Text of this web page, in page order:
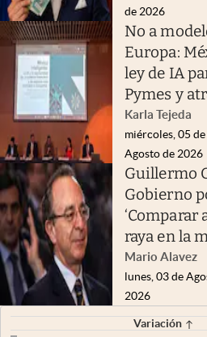
de 2026
No a
Europa:
ley de IA
Pymes y
Karla Tejeda
miércoles, 05 de
Agosto de 2026
Guillermo
Gobierno
‘Comparar
raya en la
Mario Alavez
lunes, 03 de
2026
Variación